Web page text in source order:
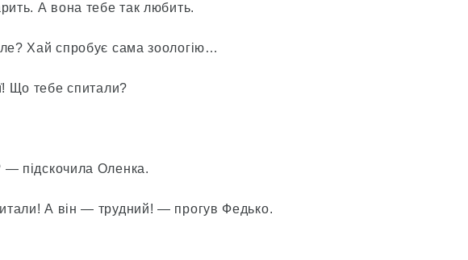
А вона тебе так любить.
Хай спробує сама зоологію…
Що тебе спитали?
підскочила Оленка.
А він — трудний! — прогув Федько.